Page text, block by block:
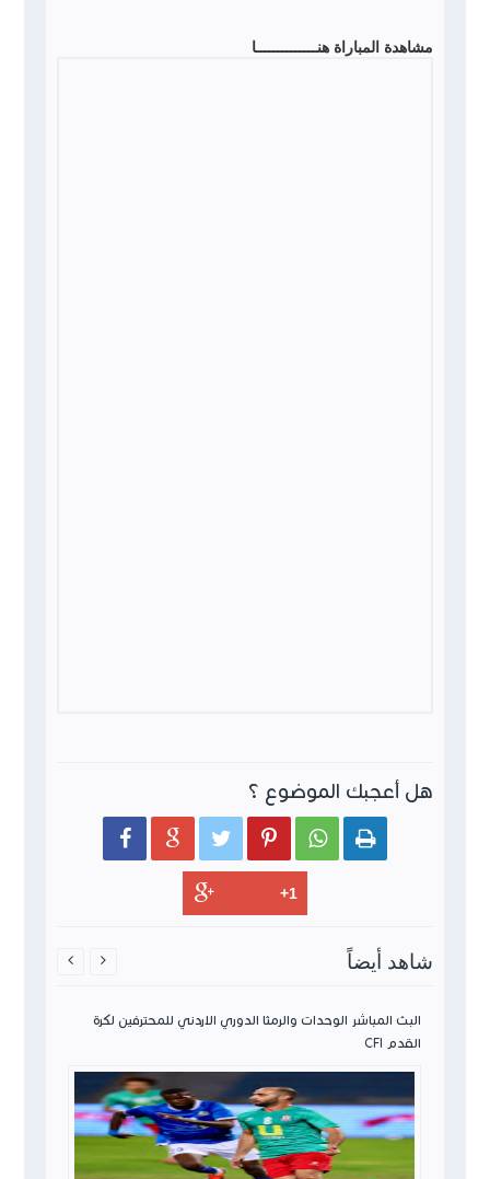
مشاهدة المباراة هنــــــــــــــا
هل أعجبك الموضوع ؟
     
شاهد أيضاً
البث المباشر الوحدات والرمثا الدوري الاردني للمحترفين لكرة
القدم CFI
 